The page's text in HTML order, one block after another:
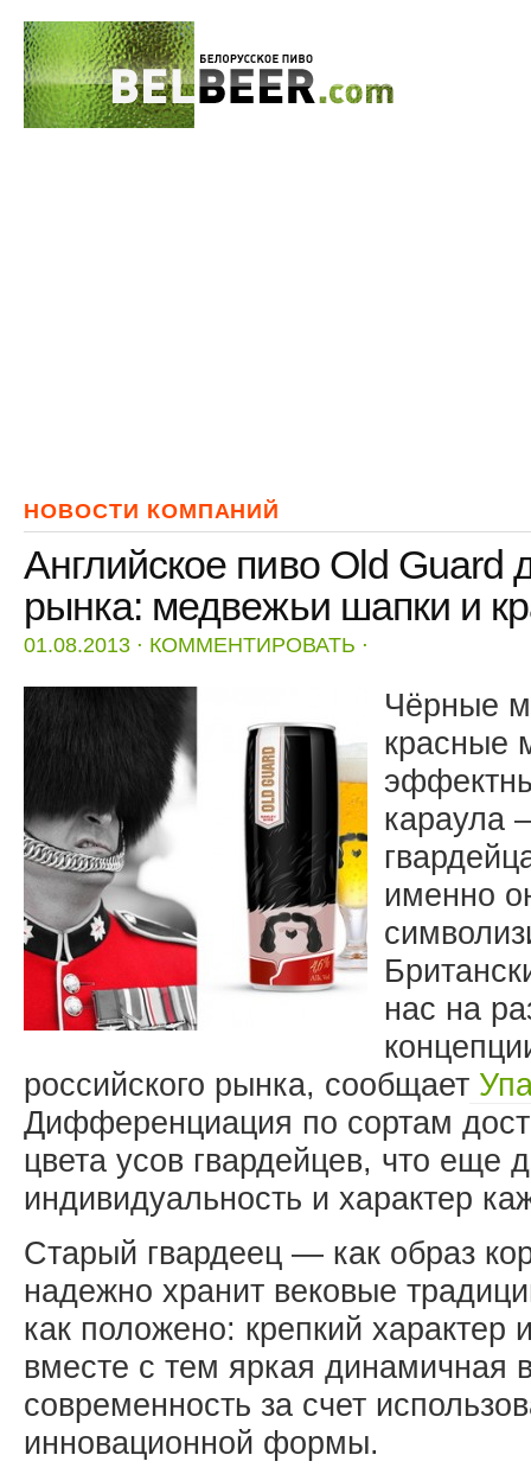
НОВОСТИ КОМПАНИЙ
Английское пиво Old Guard
рынка: медвежьи шапки и
01.08.2013 ⋅ КОММЕНТИРОВАТЬ ⋅
Чёрные
красные
караула
именно
нас на
российского рынка, сообщает
Дифференциация по сортам
цвета усов гвардейцев, что еще
индивидуальность и характер
Старый гвардеец — как образ
надежно хранит вековые
как положено: крепкий характер
вместе с тем яркая динамичная
современность за счет
инновационной формы.